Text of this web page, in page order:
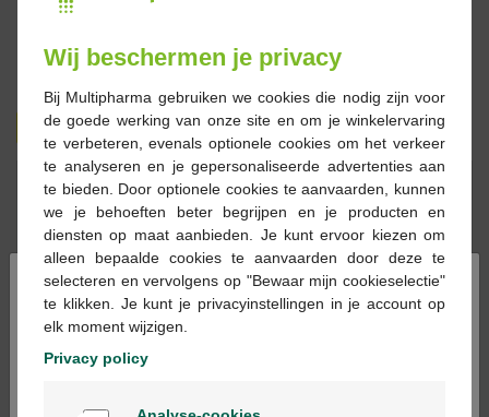
€ 9,72 € 11,49
Bestellen Reserveren
Op voorraad online
- + In winkelmandje
Max. aantal = 12
werkdag geleverd
×
Wij beschermen je privacy
Bij Multipharma gebruiken we cookies die nodig zijn voor
de goede werking van onze site en om je winkelervaring
te verbeteren, evenals optionele cookies om het verkeer
te analyseren en je gepersonaliseerde advertenties aan
te bieden. Door optionele cookies te aanvaarden, kunnen
we je behoeften beter begrijpen en je producten en
diensten op maat aanbieden. Je kunt ervoor kiezen om
alleen bepaalde cookies te aanvaarden door deze te
selecteren en vervolgens op "Bewaar mijn cookieselectie"
te klikken. Je kunt je privacyinstellingen in je account op
elk moment wijzigen.
Privacy policy